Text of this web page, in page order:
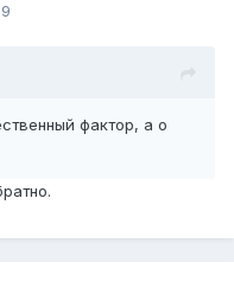
фактор, а о